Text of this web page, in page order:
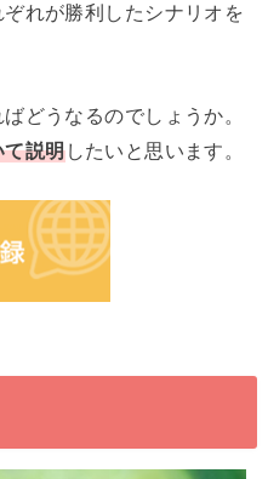
れが勝利したシナリオを
どうなるのでしょうか。
て説明したいと思います。